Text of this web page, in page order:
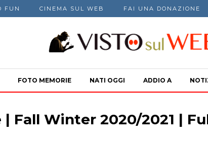
FUN CINEMA SUL WEB FAI UNA DONAZIONE
FOTO MEMORIE NATI OGGI ADDIO A
Fall Winter 2020/2021 |